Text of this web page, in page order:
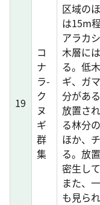
19
コ
ナ
ラ-
ク
ヌ
ギ
群
集
区域の
は15m
アラカ
木層に
る。低
ギ、ガ
分があ
放置さ
る林分
ほか、
る。放
密生し
また、
も見られ